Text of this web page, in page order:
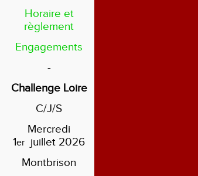
Horaire et
règlement
Engagements
-
Challenge Loire
C/J/S
Mercredi
1er juillet 2026
Montbrison